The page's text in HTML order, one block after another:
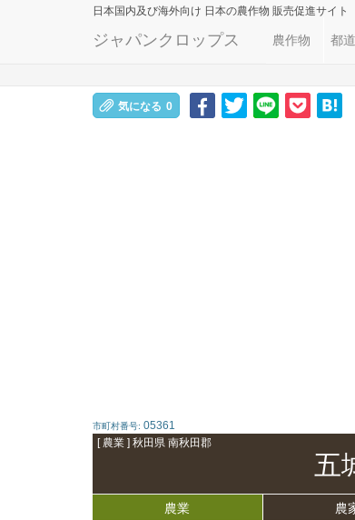
日本国内及び海外向け 日本の農作物 販売促進サイト
ジャパンクロップス 農作物 都
気になる 0
市町村番号: 05361
[ 農業 ] 秋田県 南秋田郡
五
農業 農